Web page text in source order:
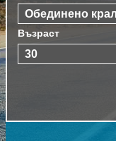
Възраст